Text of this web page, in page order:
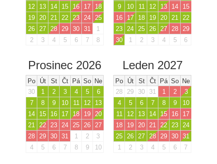
12
13 14 15 16 17
18
19 20 21 22 23 24 25
26 27 28 29 30 31
1
2
3 4 5 6 7 8
9
10 11 12 13 14
15
16
17 18 19 20 21 22
23 24 25 26 27 28 29
30
1 2 3 4 5 6
Prosinec 2026
Po Út St Čt Pá So Ne
30
1 2 3 4 5
6
7
8 9 10 11 12
13
14
15 16 17 18 19
20
21
22 23 24 25 26
27
28
29 30 31 1 2
3
4
5 6 7 8 9 10
Leden 2027
Po Út St Čt Pá So Ne
28
29 30 31 1 2
3
4
5 6 7 8 9
10
11
12 13 14 15 16
17
18
19 20 21 22 23
24
25
26 27 28 29 30 31
1
2 3 4 5 6 7